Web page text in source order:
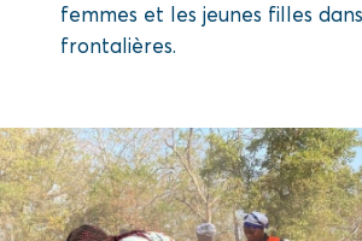
femmes et les jeunes filles
frontalières.